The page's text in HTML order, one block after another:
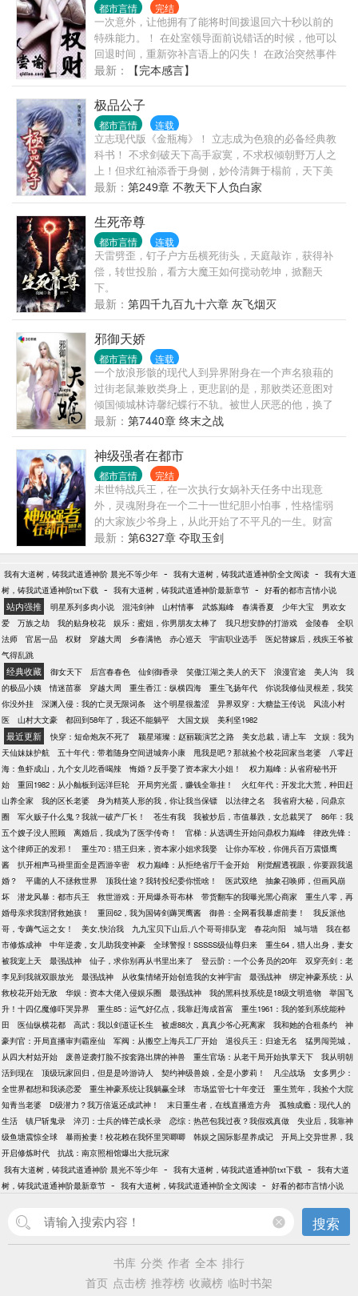
都市言情 完结
一次意外，让他拥有了能将时间拨退回六十秒以前的
特殊能力。！ 在处室领导面前说错话的时候，他可以
回退时间，重新弥补言语上的闪失！ 在政治突然事件
上判断错方向的时候，他可以回退时间，做出最完美
的站队！ 在别人买翡翠毛料切出翠的时候，他可以回
退时间，将有翠的料子抢先买过来！ 在心仪女人出车
祸的时候，他可以回退时间，把女人从危险中提前解
救出来！ 于是乎…… 一个小人物的官商之旅拉开了序
幕！ …… 【已有完本老书《市长大人》《重活了》
《重生之玩物人生》三本，总计300多万字】
最新： 【完本感言】
极品公子
都市言情 连载
立志现代版《金瓶梅》！ 立志成为色狼的必备经典教
科书！ 不求剑破天下高手寂寞，不求权倾朝野万人之
上！但求红袖添香于身侧，妙伶清舞于榻前，天下美
女尽在我手，人生至此，夫复何求？？？ 先下手者妻
妾成群，后下手者光棍一个！我的最大乐趣就是让所
有鲜花插在我这朵牛粪上！而且是心甘情愿的插！
最新： 第249章 不教天下人负白家
生死帝尊
都市言情 连载
天雷劈歪，钉子户方岳横死街头，天庭敲诈，获得补
偿，转世投胎，看方大魔王如何搅动乾坤，掀翻天
下。
最新： 第四千九百九十六章 灰飞烟灭
邪御天娇
都市言情 连载
一个放浪形骸的现代人到异界附身在一个声名狼藉的
过街老鼠兼败类身上，更悲剧的是，那败类还意图对
倾国倾城林诗馨纪蝶行不轨。被世人厌恶的他，换了
一个灵魂之后又将会如何？再次面对对他厌恶至极的
天之骄女林诗馨和纪蝶，华丽的蜕变之后的他又让她
作何感想？ 且看叶楚如何在一条充满荆棘的道路上，
踏出一个个惊世骇俗的脚印！搅动风云，邪御天娇！
以奇特的手法，打造一个截然不同的玄幻世界，带给
大家不一样的感受。
最新： 第7440章 终末之战
神级强者在都市
都市言情 完结
未世特战兵王，在一次执行女娲补天任务中出现意
外，灵魂附身在一个二十一世纪胆小怕事，性格懦弱
的大家族少爷身上，从此开始了不平凡的一生。财富
手中握，美人怀里揉，敌人脚下踩。
最新： 第6327章 夺取玉剑
我有大道树，铸我武道通神阶 晨光不等少年 - 我有大道树，铸我武道通神阶全文阅读 - 我有大道
树，铸我武道通神阶txt下载 - 我有大道树，铸我武道通神阶最新章节 - 好看的都市言情小说
站内强推 明星系列多肉小说 混沌剑神 山村情事 武炼巅峰 春满香夏 少年大宝
男欢女
爱
万族之劫 我的贴身校花 娱乐：蜜姐，你男朋友太棒了 我只想安静的打游戏 金陵春
全职
法师
官居一品 权财 穿越大周 乡春满艳 赤心巡天 宇宙职业选手
医妃替嫁后，残疾王爷被
气得乱跳
经典收藏 御女天下 后宫春春色 仙剑御香录 笑傲江湖之美人的天下 浪漫官途 美人沟
我
的极品小姨
情迷苗寨 穿越大周 重生香江：纵横四海 重生飞扬年代
你说我修仙灵根差，我笑
你没外挂
深渊入侵：我的亡灵无限词条 这个明星很羞涩 异界双穿：大糖盐王传说
风流小村
医
山村大文豪 都回到58年了，我还不能躺平 大国文娱 美利坚1982
最近更新 快穿：短命炮灰不死了 颖星璀璨：赵丽颖演艺之路 美女总裁，请上车
文娱：我为
天仙妹妹护航
五十年代：带着随身空间进城奔小康 甩我是吧？那就捡个校花回家当老婆
八零赶
海：鱼虾成山，九个女儿吃香喝辣
悔婚？反手娶了资本家大小姐！
权力巅峰：从省府秘书开
始
重回1982：从小舢板到远洋巨轮 开局穷光蛋，赚钱全靠挂！
火红年代：开发北大荒，种田赶
山养全家
我的区长老婆 身为精英人形的我，你让我当保镖 以法律之名
我省府大秘，问鼎京
圈
军火贩子什么鬼？我就一破产厂长！ 苍生有我 我被炒后，市值暴跌，女总裁哭了
86年：我
五个嫂子没人照顾
离婚后，我成为了医学传奇！ 官梯：从选调生开始问鼎权力巅峰
律政先锋：
这个律师正的发邪！
重生70：猎王归来，资本家小姐求我娶
让你办军校，你佣兵百万震慑鹰
酱
扒开相声马褂里面全是西游辛密 权力巅峰：从拒绝省厅千金开始
刚觉醒透视眼，你要跟我退
婚？
平庸的人不拯救世界 顶我仕途？我转投纪委你慌啥！ 医武双绝
抽象召唤师，但画风崩
坏
潜龙风暴：都市兵王 救世游戏：开局爆杀哥布林 带货翻车的我曝光黑心商家
重生八零，再
婚母亲求我割肾救她孩！
重回62，我为国铸剑薅哭鹰酱 御兽：全网看我暴虐前妻！
我反派他
哥，专薅气运之女！
美女,快治我 九九宝贝下山后,八个哥哥排队宠 春花向阳 城与墙
我在都
市修炼成神
中年逆袭，女儿助我变神豪 全球警报！SSSSS级仙尊归来
重生64，猎人出身，妻女
被我宠上天
最强战神 仙子，求你别再从书里出来了 登云阶：一个公务员的20年
双穿亮剑：老
李见到我就双眼放光
最强战神 从收集情绪开始创造我的女神宇宙 最强战神
绑定神豪系统：从
救校花开始无敌
华娱：资本大佬入侵娱乐圈 最强战神 我的黑科技系统是18级文明造物
举国飞
升！十四亿魔修吓哭异界
重生85：运气好亿点，我靠赶海成首富
重生1961：我的签到系统能种
田
医仙纵横花都 高武：我以剑道证长生 被虐88次，真真少爷心死离家 我和她的合租条约
神
豪判官：开局直播审判霸座仙
军阀：从搬空上海兵工厂开始 退役兵王：归途无名
猛男闯莞城，
从四大村姑开始
废兽逆袭打脸不按套路出牌的神兽 重生官场：从老干局开始执掌天下
我从明朝
活到现在
顶级玩家回归，但是是吟游诗人 契约神级兽娘，全是小萝莉！ 凡尘战场
女多男少：
全世界都想和我谈恋爱
重生神豪系统让我躺赢全球 市场监管七十年变迁
重生荒年，我捡个大院
知青当老婆
D级潜力？我万倍返还成武神！ 末日重生者，在线直播造方舟
孤独成瘾：现代人的
生活
镇尸斩鬼录 淬刃：士兵的锋芒成长录 恋综：热芭包我过夜？我假戏真做
失业后，我靠神
级鱼塘震惊全球
暴雨捡妻！校花赖在我怀里哭唧唧 韩娱之国际影星养成记
开局上交异世界，我
开启修炼时代
抗战：南京照相馆爆出大批玩家
我有大道树，铸我武道通神阶 晨光不等少年 - 我有大道树，铸我武道通神阶txt下载 - 我有大道
树，铸我武道通神阶最新章节 - 我有大道树，铸我武道通神阶全文阅读 - 好看的都市言情小说
搜索
书库 分类 作者 全本 排行
首页 点击榜 推荐榜 收藏榜 临时书架